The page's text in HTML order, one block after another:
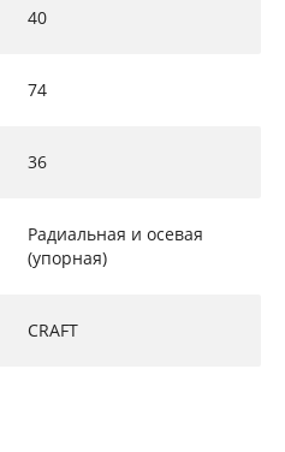
40
74
36
Радиальная и осевая
(упорная)
CRAFT